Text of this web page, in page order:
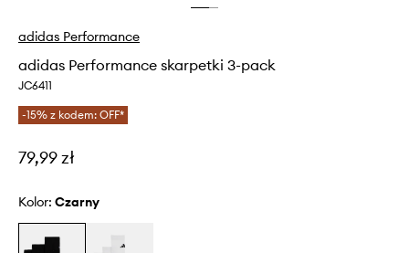
adidas Performance
adidas Performance skarpetki 3-pack
JC6411
-15% z kodem: OFF*
79,99 zł
Kolor: czarny